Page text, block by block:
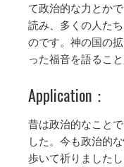
て政治的な力とか
読み、多くの人た
のです。神の国の
った福音を語ること
Application：
昔は政治的なこと
した。今も政治的
歩いて祈りました